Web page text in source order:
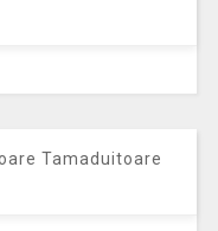
Tamaduitoare